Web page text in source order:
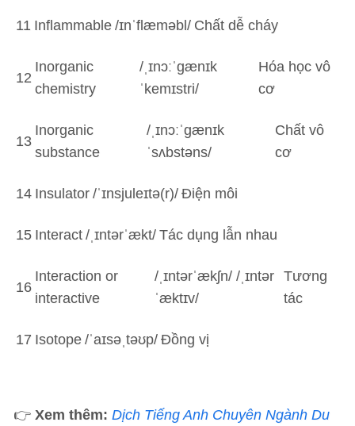
11 Inflammable /ɪnˈflæməbl/ Chất dễ cháy
12
Inorganic
chemistry
/ˌɪnɔːˈɡænɪk
ˈkemɪstri/
Hóa học vô
cơ
13
Inorganic
substance
/ˌɪnɔːˈɡænɪk
ˈsʌbstəns/
Chất vô
cơ
14 Insulator /ˈɪnsjuleɪtə(r)/ Điện môi
15 Interact /ˌɪntərˈækt/ Tác dụng lẫn nhau
16
Interaction or
interactive
/ˌɪntərˈækʃn/ /ˌɪntər
ˈæktɪv/
Tương
tác
17 Isotope /ˈaɪsəˌtəʊp/ Đồng vị
👉 Xem thêm: Dịch Tiếng Anh Chuyên Ngành Du